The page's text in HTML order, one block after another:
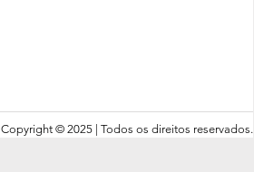
Copyright © 2025 | Todos os direitos reservados.